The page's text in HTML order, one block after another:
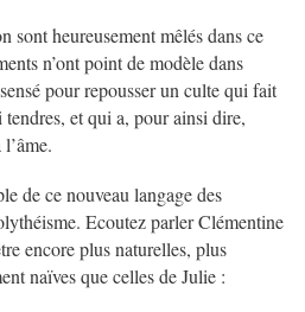
sont heureusement mêlés dans ce
n’ont point de modèle dans
pour repousser un culte qui fait
et qui a, pour ainsi dire,
de ce nouveau langage des
Ecoutez parler Clémentine
encore plus naturelles, plus
naïves que celles de Julie :